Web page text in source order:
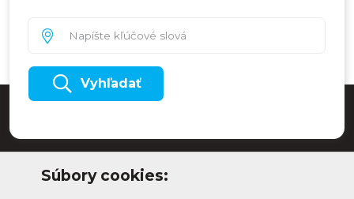
Vyhľadať
Súbory cookies: